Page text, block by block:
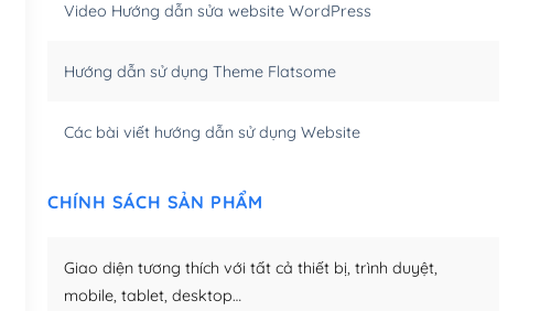
(+950,000₫)
Video Hướng dẫn sửa website WordPress
Hướng dẫn sử dụng Theme Flatsome
Các bài viết hướng dẫn sử dụng Website
CHÍNH SÁCH SẢN PHẨM
Giao diện tương thích với tất cả thiết bị, trình duyệt,
mobile, tablet, desktop…